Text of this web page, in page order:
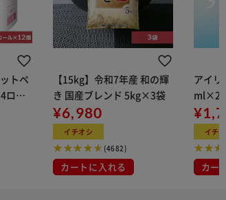
トペ
ロー
【15kg】令和7年産 和の輝
き 国産ブレンド 5kg×3袋
¥6,980
イチオシ
(4682)
カートに入れる
アイリ
ml×24
用
イチ
カー